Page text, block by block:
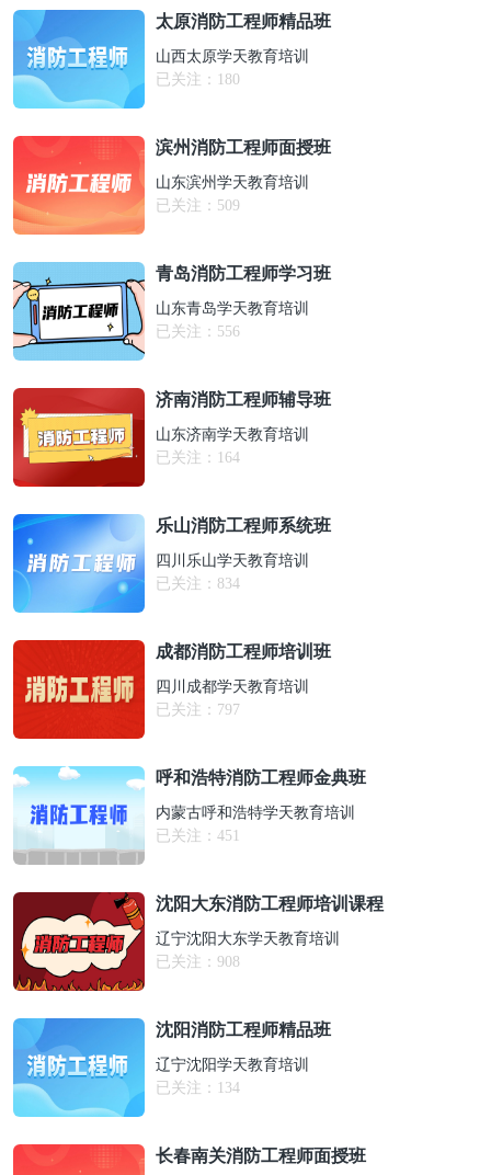
太原消防工程师精品班
山西太原学天教育培训
已关注： 180
滨州消防工程师面授班
山东滨州学天教育培训
已关注： 509
青岛消防工程师学习班
山东青岛学天教育培训
已关注： 556
济南消防工程师辅导班
山东济南学天教育培训
已关注： 164
乐山消防工程师系统班
四川乐山学天教育培训
已关注： 834
成都消防工程师培训班
四川成都学天教育培训
已关注： 797
呼和浩特消防工程师金典班
内蒙古呼和浩特学天教育培训
已关注： 451
沈阳大东消防工程师培训课程
辽宁沈阳大东学天教育培训
已关注： 908
沈阳消防工程师精品班
辽宁沈阳学天教育培训
已关注： 134
长春南关消防工程师面授班